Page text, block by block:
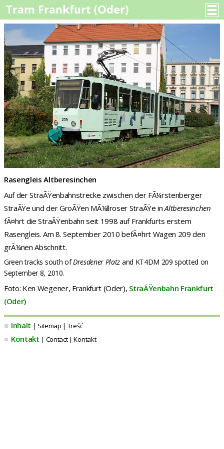
Rasengleis Altberesinchen
Auf der StraÃŸenbahnstrecke zwischen der FÃ¼rstenberger
StraÃŸe und der GroÃŸen MÃ¼llroser StraÃŸe inAltberesinchen
fÃ¤hrt die StraÃŸenbahn seit 1998 auf Frankfurts erstem
Rasengleis. Am 8. September 2010 befÃ¤hrt Wagen 209 den
grÃ¼nen Abschnitt.
Green tracks south ofDresdener Platz and KT4DM 209 spotted on
September 8, 2010.
Foto: Ken Wegener, Frankfurt (Oder), StraÃŸenbahn Frankfurt
(Oder)
■ Inhalt | Sitemap | Treść
■ Kontakt | Contact | Kontakt